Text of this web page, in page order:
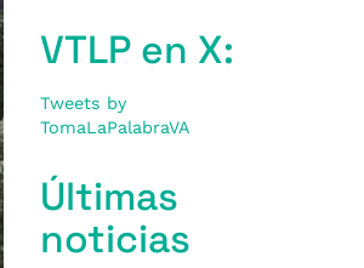
VTLP en X:
Tweets by
TomaLaPalabraVA
Últimas
noticias